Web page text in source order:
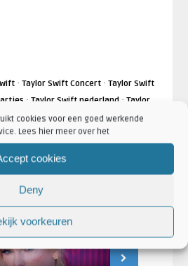
cookies voor een goed werkende
Lees hier meer over het
cookies
Deny
voorkeuren
· Taylor Swift Concert· Taylor Swift
· Taylor Swift nederland· Taylor
tickets·Taylor Swift Ziggo Dome
Concertaankondigingen ·Nieuws